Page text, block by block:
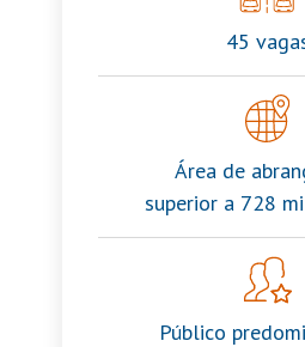
45
Área de
superior a 728
Público